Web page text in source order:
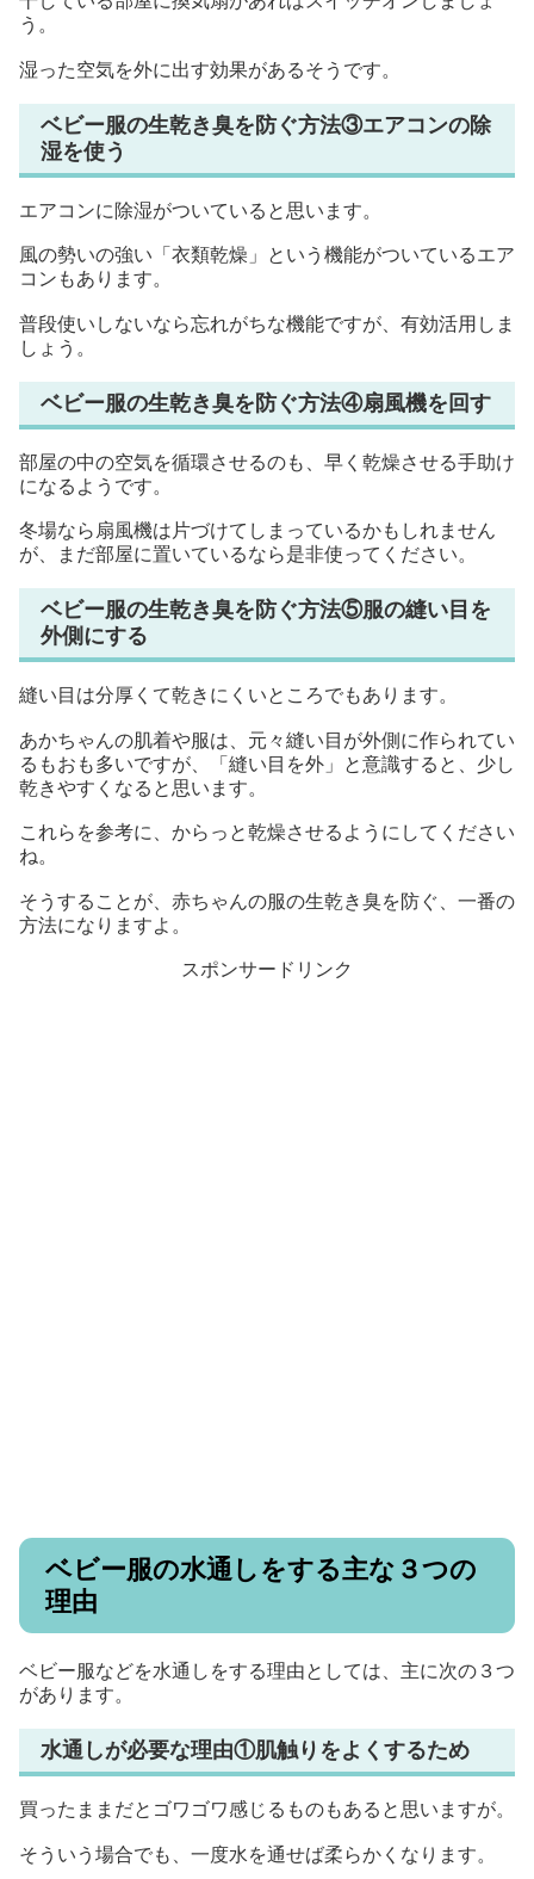
う。
湿った空気を外に出す効果があるそうです。
ベビー服の生乾き臭を防ぐ方法③エアコンの除
湿を使う
エアコンに除湿がついていると思います。
風の勢いの強い「衣類乾燥」という機能がついているエア
コンもあります。
普段使いしないなら忘れがちな機能ですが、有効活用しま
しょう。
ベビー服の生乾き臭を防ぐ方法④扇風機を回す
部屋の中の空気を循環させるのも、早く乾燥させる手助け
になるようです。
冬場なら扇風機は片づけてしまっているかもしれません
が、まだ部屋に置いているなら是非使ってください。
ベビー服の生乾き臭を防ぐ方法⑤服の縫い目を
外側にする
縫い目は分厚くて乾きにくいところでもあります。
あかちゃんの肌着や服は、元々縫い目が外側に作られてい
るもおも多いですが、「縫い目を外」と意識すると、少し
乾きやすくなると思います。
これらを参考に、からっと乾燥させるようにしてください
ね。
そうすることが、赤ちゃんの服の生乾き臭を防ぐ、一番の
方法になりますよ。
スポンサードリンク
ベビー服の水通しをする主な３つの
理由
ベビー服などを水通しをする理由としては、主に次の３つ
があります。
水通しが必要な理由①肌触りをよくするため
買ったままだとゴワゴワ感じるものもあると思いますが。
そういう場合でも、一度水を通せば柔らかくなります。